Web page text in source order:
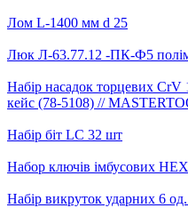
Лом L-1400 мм d 25
Люк Л-63.77.12 -ПК-Ф5
Набір насадок торцевих
кейс (78-5108) //
Набір біт LC 32 шт
Набор ключів імбусових
Набір викруток ударних 6